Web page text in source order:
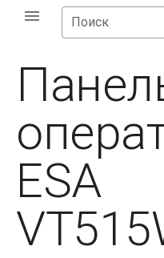
Поиск
ESA